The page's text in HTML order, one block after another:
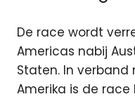
De race wordt
Americas nabij
Staten. In
Amerika is de